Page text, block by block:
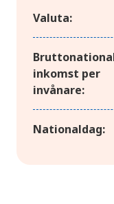
Valuta:
inkomst per
invånare:
Nationaldag: